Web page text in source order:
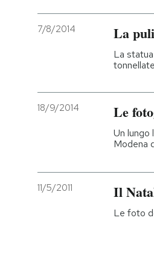
I MIEI PREFERITI
CALENDARIO
AREA PERSONALE
7/8/2014 La
La
18/9/2014 Le
Un lungo
Modena
11/5/2011 Il
Le foto